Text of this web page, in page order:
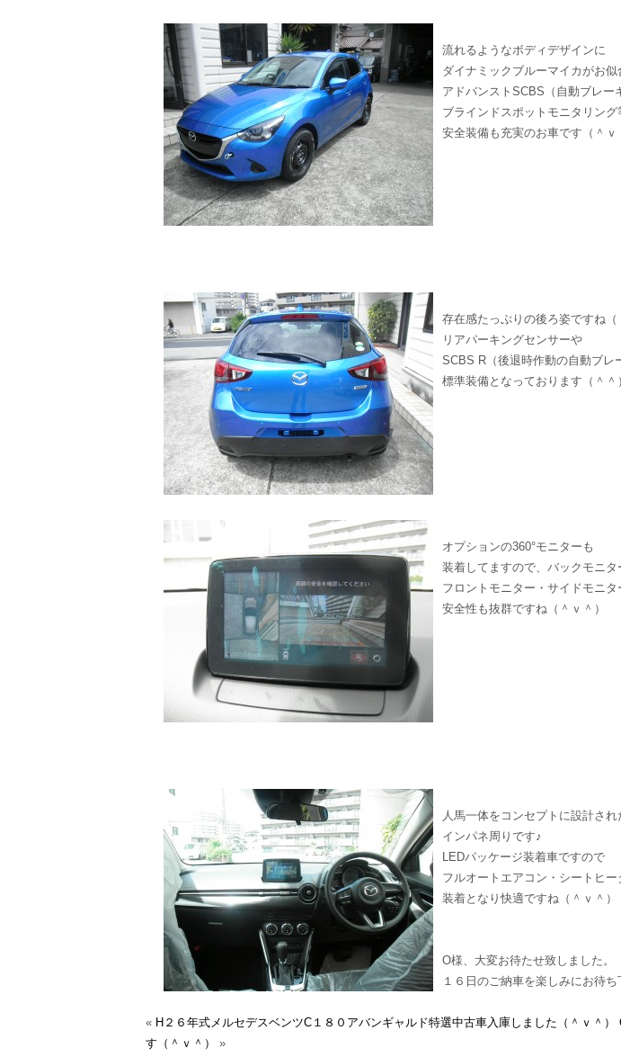
流れるようなボディデザインに
ダイナミックブルーマイカがお似
アドバンストSCBS（自動ブレー
ブラインドスポットモニタリング
安全装備も充実のお車です（＾ｖ
存在感たっぷりの後ろ姿ですね（
リアパーキングセンサーや
SCBS R（後退時作動の自動ブレ
標準装備となっております（＾＾
オプションの360°モニターも
装着してますので、バックモニタ
フロントモニター・サイドモニタ
安全性も抜群ですね（＾ｖ＾）
人馬一体をコンセプトに設計され
インパネ周りです♪
LEDパッケージ装着車ですので
フルオートエアコン・シートヒー
装着となり快適ですね（＾ｖ＾）
O様、大変お待たせ致しました。
１６日のご納車を楽しみにお待ち
« H２６年式メルセデスベンツC１８０アバンギャルド特選中古車入庫しました（＾ｖ＾）
す（＾ｖ＾）
»